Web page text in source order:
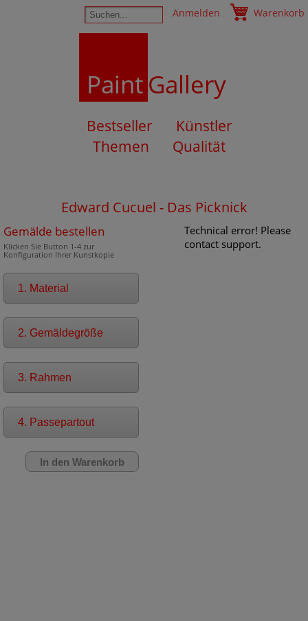
Anmelden Warenkorb
PaintGallery
Bestseller
Künstler
Themen
Qualität
Edward Cucuel - Das Picknick
Gemälde bestellen
Klicken Sie Button 1-4 zur
Konfiguration Ihrer Kunstkopie
1. Material
2. Gemäldegröße
3. Rahmen
4. Passepartout
Technical error! Please
contact support.